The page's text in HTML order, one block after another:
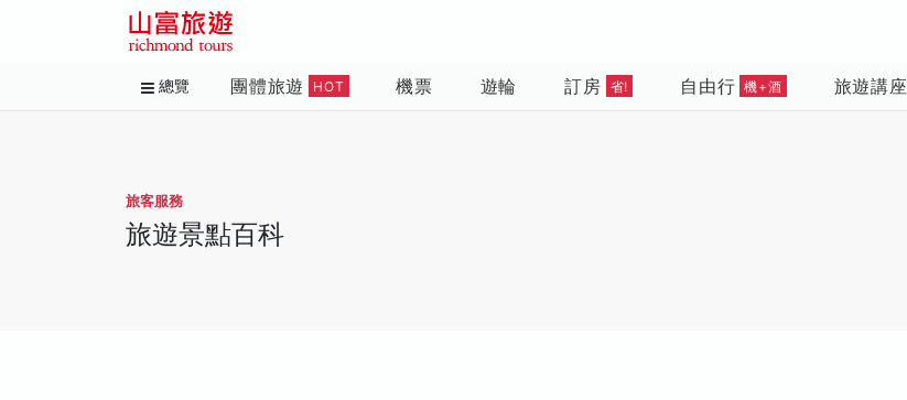
總覽 團體旅遊 HOT 機票 遊輪 訂房 省! 自由行 機+酒 旅遊講座
旅客服務
旅遊景點百科